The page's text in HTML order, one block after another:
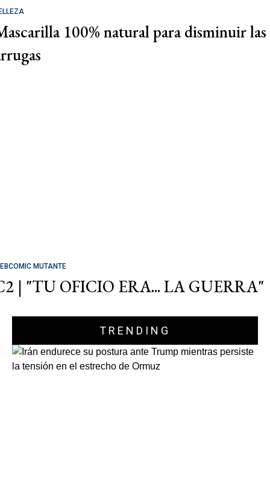
100% natural para disminuir las
MUTANTE
| "TU OFICIO ERA... LA GUERRA"
TRENDING